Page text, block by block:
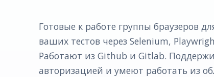
Готовые к работе группы браузеров
ваших тестов через Selenium,
Работают из Github и Gitlab.
авторизацией и умеют работать из